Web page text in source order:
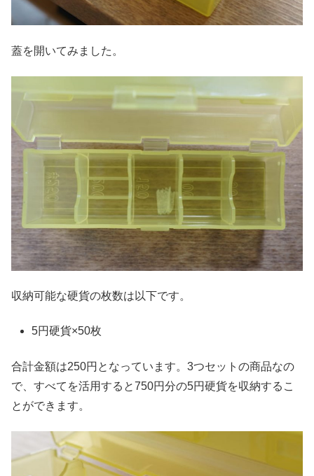
蓋を開いてみました。
収納可能な硬貨の枚数は以下です。
5円硬貨×50枚
合計金額は250円となっています。3つセットの商品なの
で、すべてを活用すると750円分の5円硬貨を収納するこ
とができます。